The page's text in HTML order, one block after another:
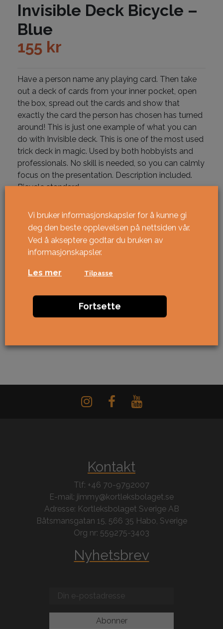
Invisible Deck Bicycle –
Blue
155 kr
Have a person name any playing card. Then take
out a deck of cards from your inner pocket, open
the box, spread out the cards and show that
exactly the card the person has chosen has turned
around! This is just one example of what you can
do with Invisible deck. This is one of the most used
trick deck in magic. Used by both hobbyists and
professionals. No skill is needed, so you can calmly
focus on the presentation. Description included.
Bicycle standard.
På lager
Invisible Deck Bicycle - Blue antall
KJØPE
Kontakt
Tlf: +46 70-9792007
E-mail: jimmy@kortleksbolaget.se
Adresse: Kortleksbolaget Sverige AB
Båtsmansgatan 15, 566 35 Habo, Sverige
Org nr: 559275-3403
Nyhetsbrev
Vi bruker informasjonskapsler for å kunne gi
deg den beste opplevelsen på nettsiden vår.
Ved å akseptere godtar du bruken av
informasjonskapsler.
Les mer Tilpasse
Fortsette